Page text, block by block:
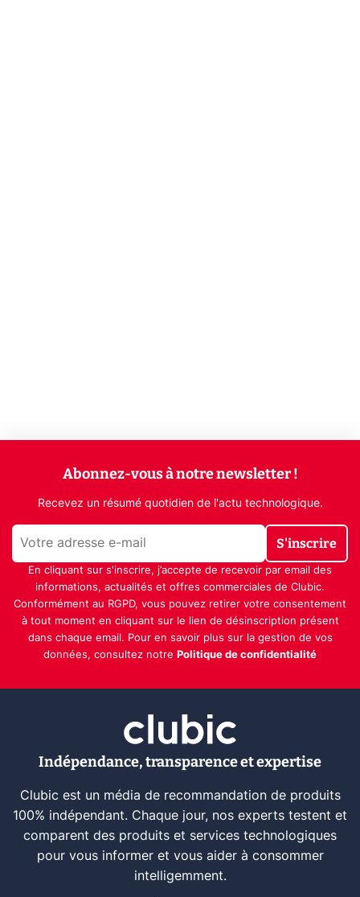
Abonnez-vous à notre newsletter !
Recevez un résumé quotidien de l'actu technologique.
S'inscrire
En cliquant sur s'inscrire, j’accepte de recevoir par email des
informations, actualités et offres commerciales de Clubic.
Conformément au RGPD, vous pouvez retirer votre consentement
à tout moment en cliquant sur le lien de désinscription présent
dans chaque email. Pour en savoir plus sur la gestion de vos
données, consultez notre Politique de confidentialité
Indépendance, transparence et expertise
Clubic est un média de recommandation de produits
100% indépendant. Chaque jour, nos experts testent et
comparent des produits et services technologiques
pour vous informer et vous aider à consommer
intelligemment.